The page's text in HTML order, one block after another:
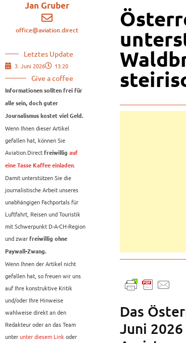
Jan Gruber
office@aviation.direct
Letztes Update
3. Juni 2026 13:20
Give a coffee
Informationen sollten frei für
alle sein, doch guter
Journalismus kostet viel Geld.
Wenn Ihnen dieser Artikel
gefallen hat, können Sie
Aviation.Direct freiwillig auf
eine Tasse Kaffee einladen.
Damit unterstützen Sie die
journalistische Arbeit unseres
unabhängigen Fachportals für
Luftfahrt, Reisen und Touristik
mit Schwerpunkt D-A-CH-Region
und zwar freiwillig ohne
Paywall-Zwang.
Wenn Ihnen der Artikel nicht
gefallen hat, so freuen wir uns
auf Ihre konstruktive Kritik
und/oder Ihre Hinweise
wahlweise direkt an den
Redakteur oder an das Team
unterunter diesem Linkoder
Das
Juni